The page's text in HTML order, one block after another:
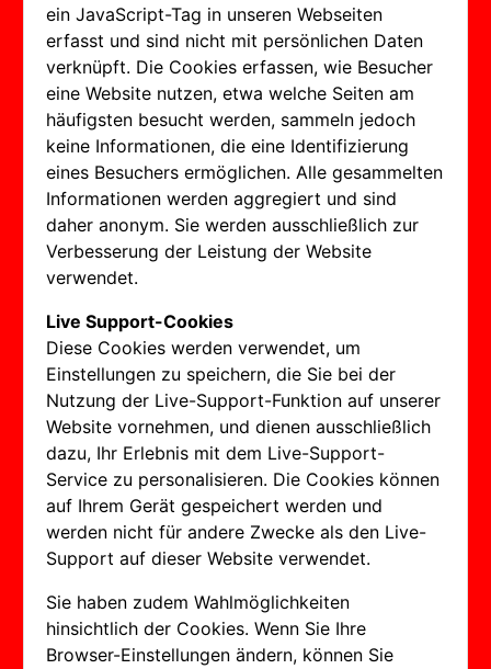
ein JavaScript-Tag in unseren Webseiten
erfasst und sind nicht mit persönlichen Daten
verknüpft. Die Cookies erfassen, wie Besucher
eine Website nutzen, etwa welche Seiten am
häufigsten besucht werden, sammeln jedoch
keine Informationen, die eine Identifizierung
eines Besuchers ermöglichen. Alle gesammelten
Informationen werden aggregiert und sind
daher anonym. Sie werden ausschließlich zur
Verbesserung der Leistung der Website
verwendet.
Live Support-Cookies
Diese Cookies werden verwendet, um
Einstellungen zu speichern, die Sie bei der
Nutzung der Live-Support-Funktion auf unserer
Website vornehmen, und dienen ausschließlich
dazu, Ihr Erlebnis mit dem Live-Support-
Service zu personalisieren. Die Cookies können
auf Ihrem Gerät gespeichert werden und
werden nicht für andere Zwecke als den Live-
Support auf dieser Website verwendet.
Sie haben zudem Wahlmöglichkeiten
hinsichtlich der Cookies. Wenn Sie Ihre
Browser-Einstellungen ändern, können Sie